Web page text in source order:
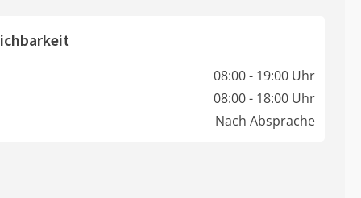
08:00 - 19:00 Uhr
08:00 - 18:00 Uhr
Nach Absprache